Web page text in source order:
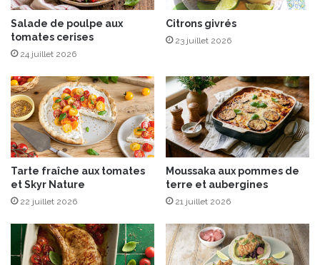
c
h
a
q
e
o
c
c
a
s
o
n
d
e
b
l
e
t
c
h
a
m
p
i
g
Salade de poulpe aux
tomates cerises
24 juillet 2026
Citrons givrés
23 juillet 2026
Tarte fraîche aux tomates
et Skyr Nature
22 juillet 2026
Moussaka aux pommes de
terre et aubergines
21 juillet 2026